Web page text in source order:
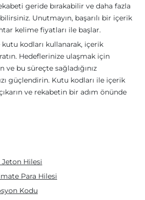
geride bırakabilir ve daha fazla
Unutmayın, başarılı bir içerik
kelime fiyatları ile başlar.
kodları kullanarak, içerik
Hedeflerinize ulaşmak için
ve bu süreçte sağladığınız
güçlendirin. Kutu kodları ile içerik
ve rekabetin bir adım önünde
Jeton Hilesi
Para Hilesi
Kodu